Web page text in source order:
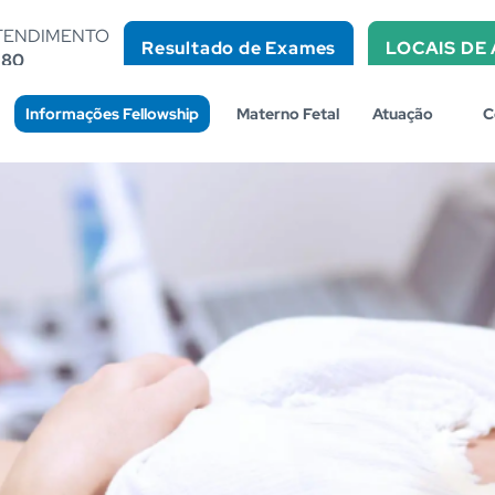
Resultado de Exames LOCAIS DE
Informações Fellowship Materno Fetal Atuação